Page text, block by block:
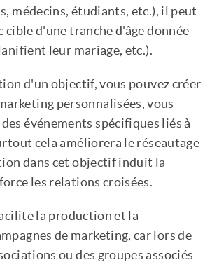
médecins, étudiants, etc.), il peut
cible d'une tranche d'âge donnée
leur mariage, etc.).
d'un objectif, vous pouvez créer
personnalisées, vous
événements spécifiques liés à
cela améliorera le réseautage
dans cet objectif induit la
les relations croisées.
la production et la
de marketing, car lors de
ou des groupes associés